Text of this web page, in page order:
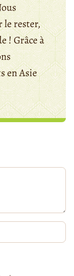
le rester,
! Grâce à
en Asie